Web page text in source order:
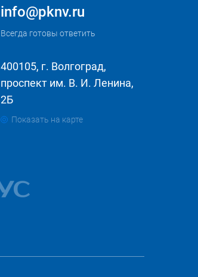
info@pknv.ru
Всегда готовы ответить
400105, г. Волгоград,
проспект им. В. И. Ленина,
2Б
Показать на карте